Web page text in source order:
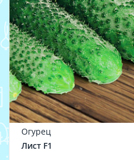
Огурец
Лист F1